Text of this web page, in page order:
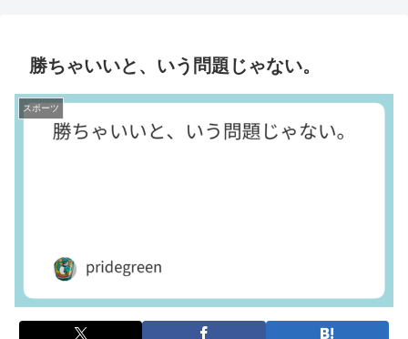
勝ちゃいいと、いう問題じゃない。
スポーツ